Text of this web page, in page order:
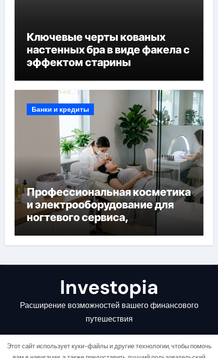
Ключевые черты кованых
настенных бра в виде факела с
эффектом старины
Банки и кредиты
Профессиональная косметика
и электрооборудование для
ногтевого сервиса,
наращивания ресниц и
депиляции
Investopia
Расширение возможностей вашего финансового
путешествия
Этот сайт использует куки-файлы и другие технологии, чтобы помочь